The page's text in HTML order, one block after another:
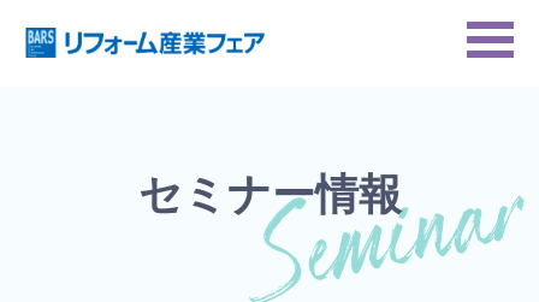
セミナー情報